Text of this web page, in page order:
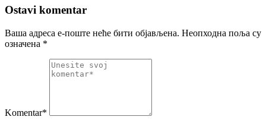
Ostavi komentar
Ваша адреса е-поште неће бити објављена. Неопходна поља су
означена *
Komentar*